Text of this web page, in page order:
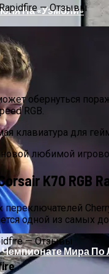
Портал
И Доступных
На «Уэмбли»
Мира По
Rapidfire — Отзывы
обернуться
RGB.
новой любимой
K70 RGB
одной из самых